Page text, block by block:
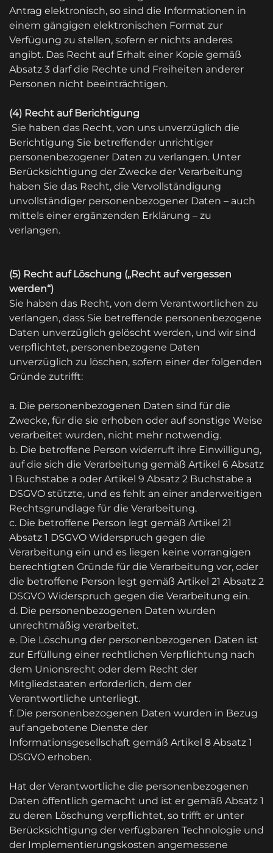
Antrag elektronisch, so sind die Informationen in
einem gängigen elektronischen Format zur
Verfügung zu stellen, sofern er nichts anderes
angibt. Das Recht auf Erhalt einer Kopie gemäß
Absatz 3 darf die Rechte und Freiheiten anderer
Personen nicht beeinträchtigen.
(4) Recht auf Berichtigung
Sie haben das Recht, von uns unverzüglich die
Berichtigung Sie betreffender unrichtiger
personenbezogener Daten zu verlangen. Unter
Berücksichtigung der Zwecke der Verarbeitung
haben Sie das Recht, die Vervollständigung
unvollständiger personenbezogener Daten – auch
mittels einer ergänzenden Erklärung – zu
verlangen.
(5) Recht auf Löschung („Recht auf vergessen
werden“)
Sie haben das Recht, von dem Verantwortlichen zu
verlangen, dass Sie betreffende personenbezogene
Daten unverzüglich gelöscht werden, und wir sind
verpflichtet, personenbezogene Daten
unverzüglich zu löschen, sofern einer der folgenden
Gründe zutrifft:
a. Die personenbezogenen Daten sind für die
Zwecke, für die sie erhoben oder auf sonstige Weise
verarbeitet wurden, nicht mehr notwendig.
b. Die betroffene Person widerruft ihre Einwilligung,
auf die sich die Verarbeitung gemäß Artikel 6 Absatz
1 Buchstabe a oder Artikel 9 Absatz 2 Buchstabe a
DSGVO stützte, und es fehlt an einer anderweitigen
Rechtsgrundlage für die Verarbeitung.
c. Die betroffene Person legt gemäß Artikel 21
Absatz 1 DSGVO Widerspruch gegen die
Verarbeitung ein und es liegen keine vorrangigen
berechtigten Gründe für die Verarbeitung vor, oder
die betroffene Person legt gemäß Artikel 21 Absatz 2
DSGVO Widerspruch gegen die Verarbeitung ein.
d. Die personenbezogenen Daten wurden
unrechtmäßig verarbeitet.
e. Die Löschung der personenbezogenen Daten ist
zur Erfüllung einer rechtlichen Verpflichtung nach
dem Unionsrecht oder dem Recht der
Mitgliedstaaten erforderlich, dem der
Verantwortliche unterliegt.
f. Die personenbezogenen Daten wurden in Bezug
auf angebotene Dienste der
Informationsgesellschaft gemäß Artikel 8 Absatz 1
DSGVO erhoben.
Hat der Verantwortliche die personenbezogenen
Daten öffentlich gemacht und ist er gemäß Absatz 1
zu deren Löschung verpflichtet, so trifft er unter
Berücksichtigung der verfügbaren Technologie und
der Implementierungskosten angemessene